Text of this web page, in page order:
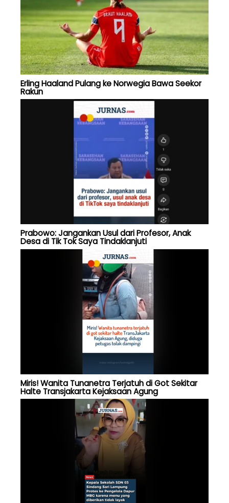
Erling Haaland Pulang ke Norwegia Bawa Seekor
Rakun
Prabowo: Jangankan Usul dari Profesor, Anak
Desa di Tik Tok Saya Tindaklanjuti
Miris! Wanita Tunanetra Terjatuh di Got Sekitar
Halte Transjakarta Kejaksaan Agung